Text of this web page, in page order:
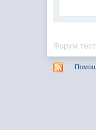
Форум